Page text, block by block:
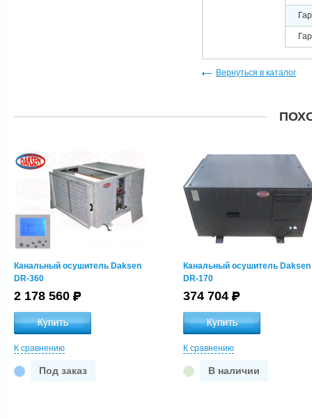
Вернуться в каталог
Канальный осушитель Daksen
DR-360
2 178 560
К сравнению
Под заказ
Канальный осушитель Daksen
DR-170
374 704
К сравнению
В наличии